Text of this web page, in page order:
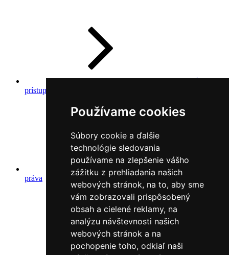
Používame cookies
Súbory cookie a ďalšie
technológie sledovania
používame na zlepšenie vášho
zážitku z prehliadania našich
webových stránok, na to, aby sme
vám zobrazovali prispôsobený
obsah a cielené reklamy, na
analýzu návštevnosti našich
webových stránok a na
pochopenie toho, odkiaľ naši
Prehlásenie o
prístupnosti
Autorské
práva